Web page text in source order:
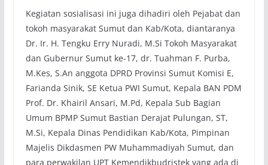
Kegiatan sosialisasi ini juga dihadiri oleh Pejabat dan
tokoh masyarakat Sumut dan Kab/Kota, diantaranya
Dr. Ir. H. Tengku Erry Nuradi, M.Si Tokoh Masyarakat
dan Gubernur Sumut ke-17, dr. Tuahman F. Purba,
M.Kes, S.An anggota DPRD Provinsi Sumut Komisi E,
Farianda Sinik, SE Ketua PWI Sumut, Kepala BAN PDM
Prof. Dr. Khairil Ansari, M.Pd, Kepala Sub Bagian
Umum BPMP Sumut Bastian Derajat Pulungan, ST,
M.Si, Kepala Dinas Pendidikan Kab/Kota, Pimpinan
Majelis Dikdasmen PW Muhammadiyah Sumut, dan
para perwakilan UPT Kemendikbudristek yang ada di